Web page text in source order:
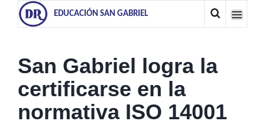
EDUCACIÓN SAN GABRIEL
San Gabriel logra la
certificarse en la
normativa ISO 14001